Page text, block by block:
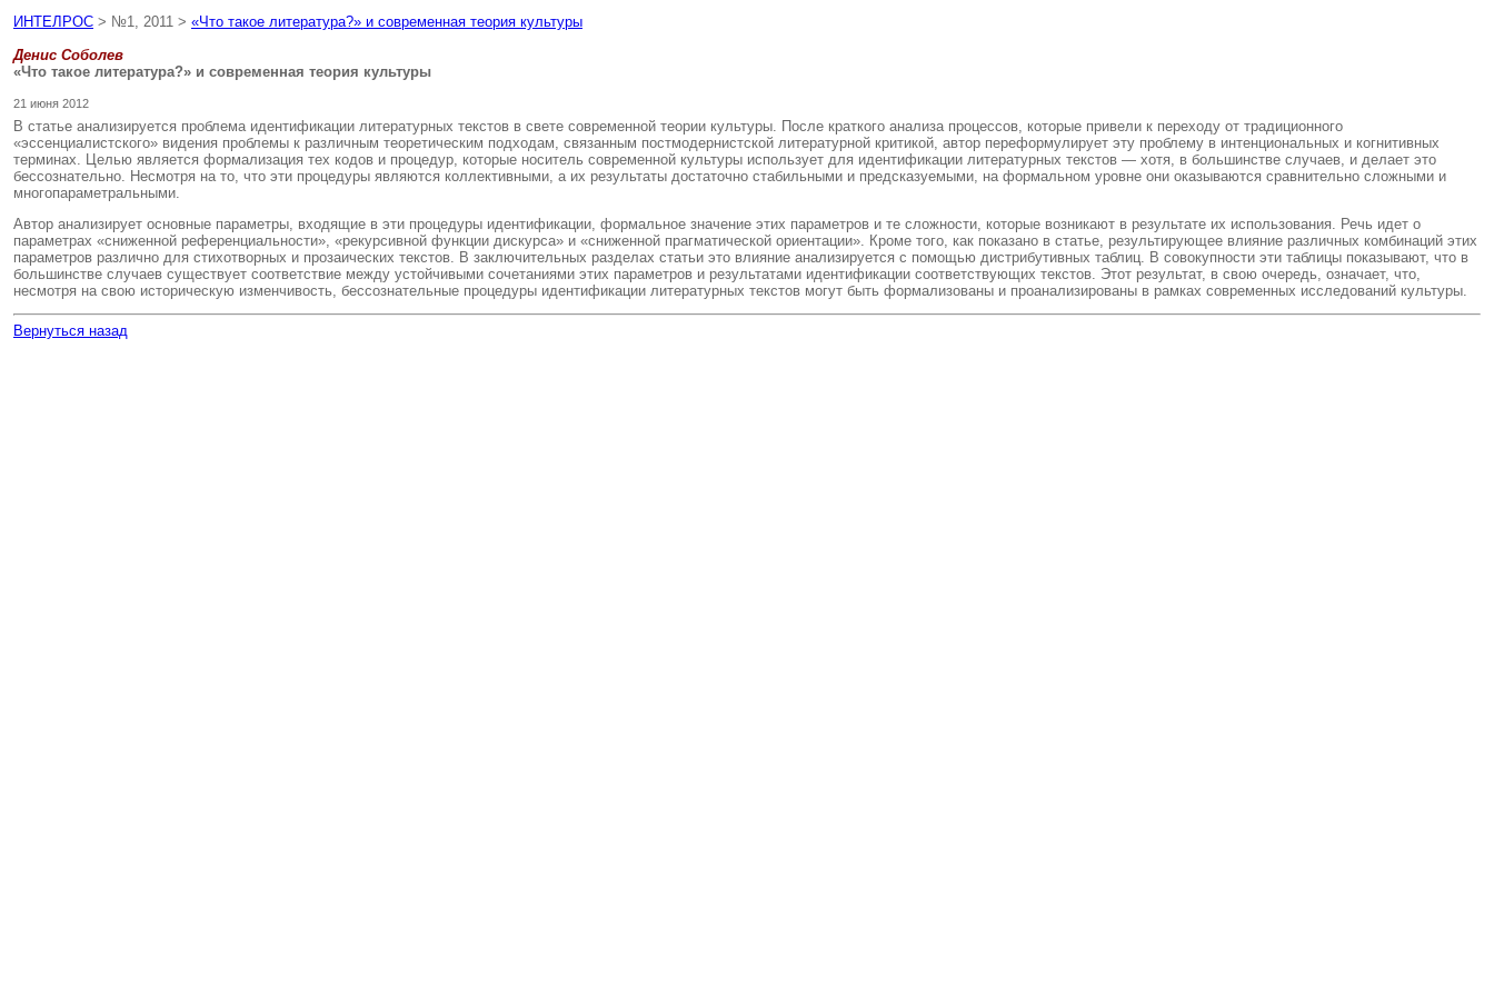
ИНТЕЛРОС > №1, 2011 > «Что такое литература?» и современная теория культуры
Денис Соболев
«Что такое литература?» и современная теория культуры
21 июня 2012
В статье анализируется проблема идентификации литературных текстов в свете современной теории культуры. После краткого анализа процессов, которые привели к переходу от традиционного
«эссенциалистского» видения проблемы к различным теоретическим подходам, связанным постмодернистской литературной критикой, автор переформулирует эту проблему в интенциональных и когнитивных
терминах. Целью является формализация тех кодов и процедур, которые носитель современной культуры использует для идентификации литературных текстов — хотя, в большинстве случаев, и делает это
бессознательно. Несмотря на то, что эти процедуры являются коллективными, а их результаты достаточно стабильными и предсказуемыми, на формальном уровне они оказываются сравнительно сложными и
многопараметральными.
Автор анализирует основные параметры, входящие в эти процедуры идентификации, формальное значение этих параметров и те сложности, которые возникают в результате их использования. Речь идет о
параметрах «сниженной референциальности», «рекурсивной функции дискурса» и «сниженной прагматической ориентации». Кроме того, как показано в статье, результирующее влияние различных комбинаций этих
параметров различно для стихотворных и прозаических текстов. В заключительных разделах статьи это влияние анализируется с помощью дистрибутивных таблиц. В совокупности эти таблицы показывают, что в
большинстве случаев существует соответствие между устойчивыми сочетаниями этих параметров и результатами идентификации соответствующих текстов. Этот результат, в свою очередь, означает, что,
несмотря на свою историческую изменчивость, бессознательные процедуры идентификации литературных текстов могут быть формализованы и проанализированы в рамках современных исследований культуры.
Вернуться назад